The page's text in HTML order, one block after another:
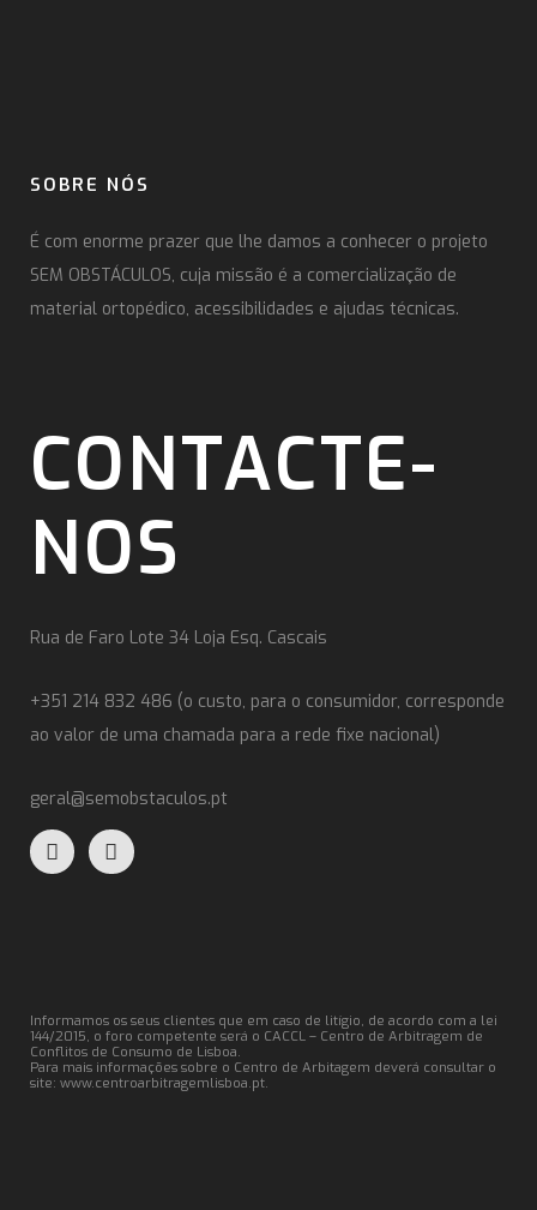
SOBRE NÓS
É com enorme prazer que lhe damos a conhecer o projeto
SEM OBSTÁCULOS, cuja missão é a comercialização de
material ortopédico, acessibilidades e ajudas técnicas.
CONTACTE-
NOS
Rua de Faro Lote 34 Loja Esq. Cascais
+351 214 832 486 (o custo, para o consumidor, corresponde
ao valor de uma chamada para a rede fixe nacional)
geral@semobstaculos.pt
Informamos os seus clientes que em caso de litígio, de acordo com a lei
144/2015, o foro competente será o CACCL – Centro de Arbitragem de
Conflitos de Consumo de Lisboa.
Para mais informações sobre o Centro de Arbitagem deverá consultar o
site: www.centroarbitragemlisboa.pt.